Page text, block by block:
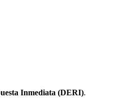
Inmediata (DERI).